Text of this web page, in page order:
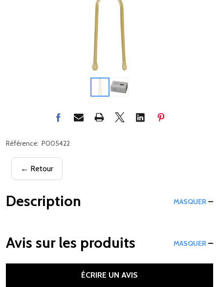
Référence: P005422
← Retour
Description MASQUER
Avis sur les produits MASQUER
ÉCRIRE UN AVIS